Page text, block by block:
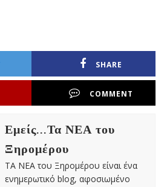
SHARE
COMMENT
Εμείς...Τα ΝΕΑ του
Ξηρομέρου
ΤΑ ΝΕΑ του Ξηρομέρου είναι ένα
ενημερωτικό blog, αφοσιωμένο